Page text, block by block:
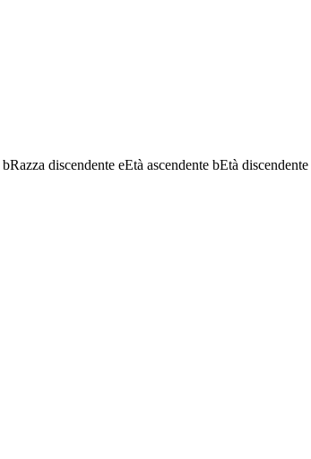
bRazza discendente eEtà ascendente bEtà discendente